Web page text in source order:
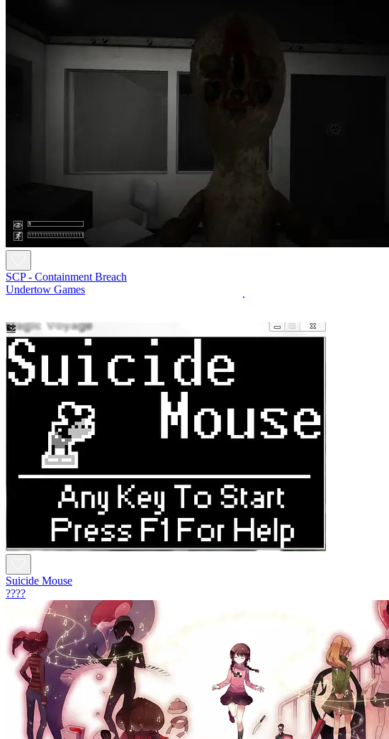
SCP - Containment Breach
Undertow Games
Suicide Mouse
????